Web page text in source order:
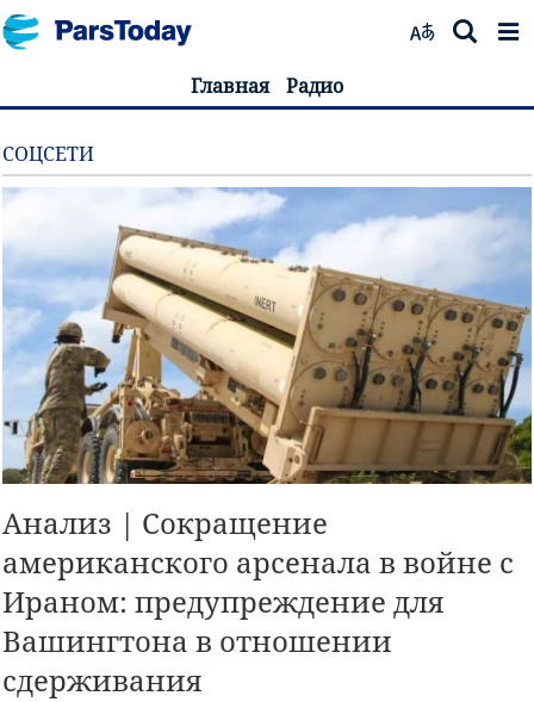
Главная Радио
СОЦСЕТИ
Анализ | Сокращение
американского арсенала в войне с
Ираном: предупреждение для
Вашингтона в отношении
сдерживания